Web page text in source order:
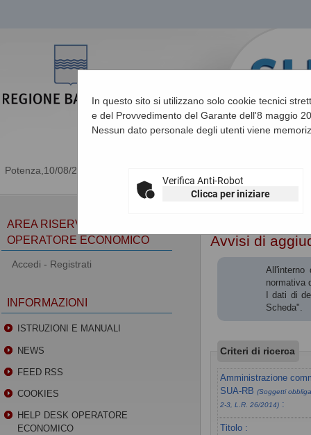
10/08/2026 06:31
Sei qui: Home»
In questo sito si utilizzano solo cookie tecnici
e del Provvedimento del Garante dell'8 maggio
Nessun dato personale degli utenti viene
Verifica Anti-Robot
Clicca per iniziare
Avvisi di
normativa
I dati di
Scheda".
Criteri di ricerca
Amministrazione
SUA-RB(Soggetti
2-3, L.R. 26/2014) :
Titolo :
AREA RISERVATA
OPERATORE ECONOMICO
Accedi - Registrati
INFORMAZIONI
ISTRUZIONI E MANUALI
NEWS
FEED RSS
COOKIES
HELP DESK OPERATORE
ECONOMICO